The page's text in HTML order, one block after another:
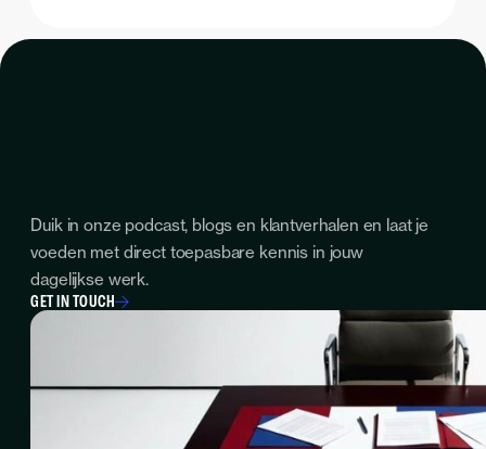
Duik in onze podcast, blogs en klantverhalen en laat je
voeden met direct toepasbare kennis in jouw
dagelijkse werk.
GET IN TOUCH